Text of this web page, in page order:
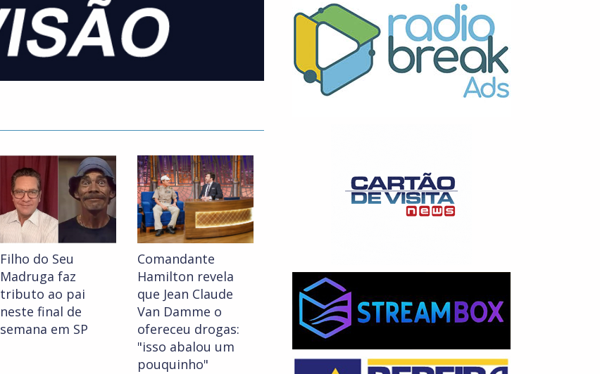
Filho do Seu
Madruga faz
tributo ao pai
neste final de
semana em SP
Comandante
Hamilton revela
que Jean Claude
Van Damme o
ofereceu drogas:
"isso abalou um
pouquinho"